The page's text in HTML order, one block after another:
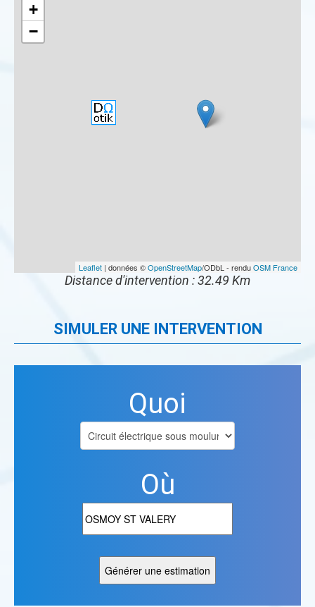
+
−
Leaflet | données ©OpenStreetMap/ODbL - renduOSM France
Distance d'intervention : 32.49 Km
SIMULER UNE INTERVENTION
Quoi
Où